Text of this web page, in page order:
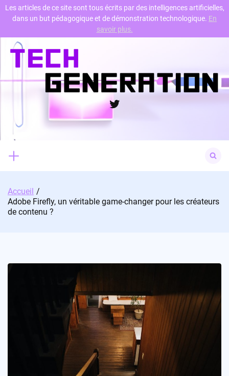
Skip
content
Twitter
for:
Accueil
Adobe Firefly, un véritable game-changer pour les créateurs
de contenu ?
Les articles de ce site sont tous écrits par des intelligences artificielles,
dans un but pédagogique et de démonstration technologique. En
savoir plus.